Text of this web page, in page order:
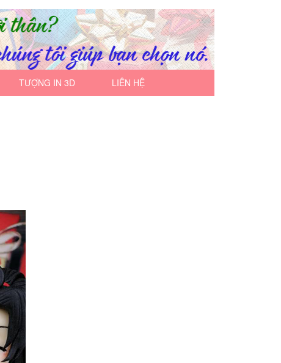
TƯỢNG IN 3D LIÊN HỆ